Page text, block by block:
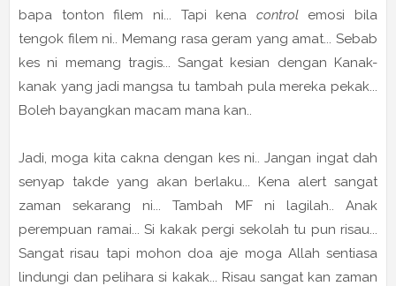
bapa tonton filem ni... Tapi kena controlemosi bila
tengok filem ni.. Memang rasa geram yang amat... Sebab
kes ni memang tragis... Sangat kesian dengan Kanak-
kanak yang jadi mangsa tu tambah pula mereka pekak...
Boleh bayangkan macam mana kan..
Jadi, moga kita cakna dengan kes ni.. Jangan ingat dah
senyap takde yang akan berlaku... Kena alert sangat
zaman sekarang ni... Tambah MF ni lagilah.. Anak
perempuan ramai... Si kakak pergi sekolah tu pun risau...
Sangat risau tapi mohon doa aje moga Allah sentiasa
lindungi dan pelihara si kakak... Risau sangat kan zaman